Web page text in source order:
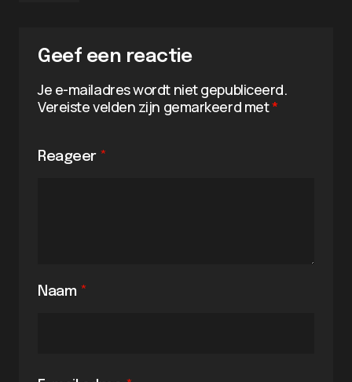
Geef een reactie
Je e-mailadres wordt niet gepubliceerd.
Vereiste velden zijn gemarkeerd met*
Reageer *
Naam *